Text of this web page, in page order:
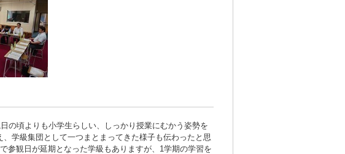
の頃よりも小学生らしい、しっかり授業にむかう姿勢を
学級集団として一つまとまってきた様子も伝わったと思
参観日が延期となった学級もありますが、1学期の学習を